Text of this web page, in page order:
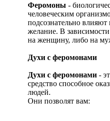
Феромоны -
человеческим
подсознательно влияют
желание. В
на женщину, либо на
Духи с феромонами
Духи с феромонами -
средство способное
людей.
Они позволят вам: